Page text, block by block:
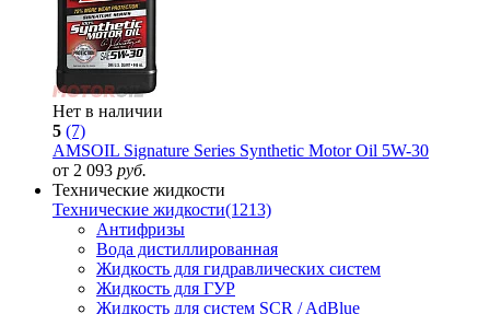
Нет в наличии
5 (7)
AMSOIL Signature Series Synthetic Motor Oil 5W-30
от 2 093 руб.
Технические жидкости
Технические жидкости(1213)
Антифризы
Вода дистиллированная
Жидкость для гидравлических систем
Жидкость для ГУР
Жидкость для систем SCR / AdBlue